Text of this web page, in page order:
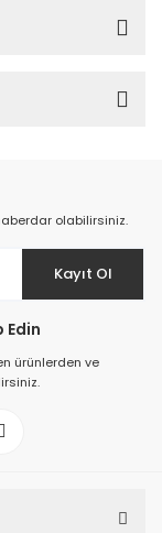
olabilirsiniz.
Kayıt Ol
Edin
ürünlerden ve